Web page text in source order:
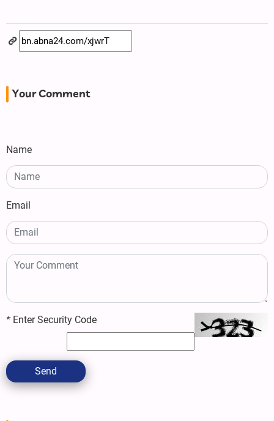
Your Comment
Name
Email
* Enter Security Code
Send